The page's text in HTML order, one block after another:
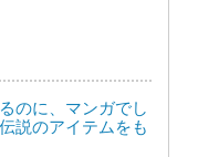
のに、マンガでし
説のアイテムをも